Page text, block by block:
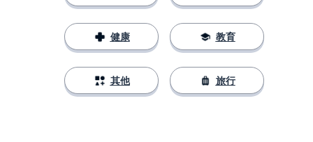
健康
其他
教育
旅行